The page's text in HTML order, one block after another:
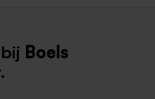
bij Boels